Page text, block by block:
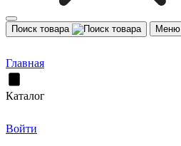
Поиск товара Меню
Главная
Каталог
Войти